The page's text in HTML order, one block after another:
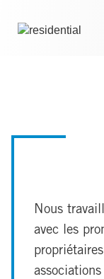
Image
Nous
avec les